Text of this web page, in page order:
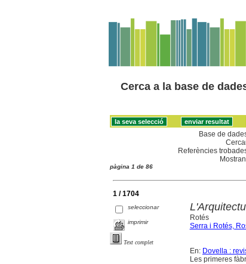
Cerca a la base de
Base de
Referències
pàgina 1 de 86
1 / 1704
seleccionar
imprimir
Text complet
Rotés
Serra i Rotés,
En: Dovella :
Les primeres